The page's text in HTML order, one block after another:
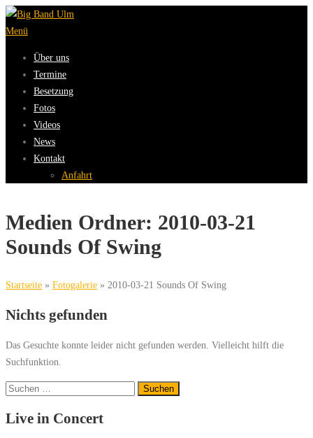
Zum
Inhalt
Menü
Über uns
Termine
Besetzung
Fotos
Videos
News
Kontakt
Anfahrt
Medien Ordner: 2010-03-21
Sounds Of Swing
Startseite » Fotogalerie » 2010-03-21 Sounds Of Swing
Nichts gefunden
Das Gesuchte konnte leider nicht gefunden werden. Vielleicht hilft die
Suchfunktion.
Suchen
Live in Concert